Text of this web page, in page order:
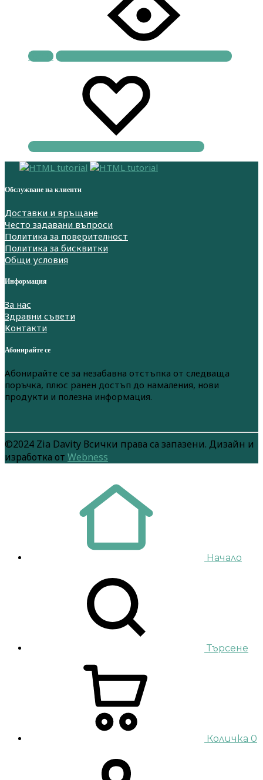
Купи
Обслужване на клиенти
Доставки и връщане
Често задавани въпроси
Политика за поверителност
Политика за бисквитки
Общи условия
Информация
За нас
Здравни съвети
Контакти
Абонирайте се
Абонирайте се за незабавна отстъпка от следваща
поръчка, плюс ранен достъп до намаления, нови
продукти и полезна информация.
©2024 Zia Davity Всички права са запазени. Дизайн и
изработка от Webness
Начало
Търсене
Количка 0